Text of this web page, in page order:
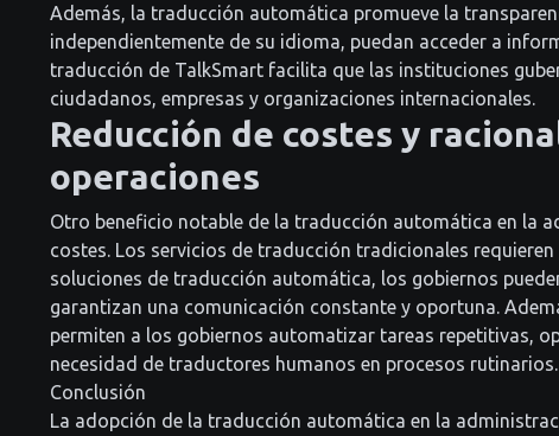
Además, la traducción automática promueve la
independientemente de su idioma, puedan acceder a
traducción de TalkSmart facilita que las instituciones
ciudadanos, empresas y organizaciones internacionales.
Reducción de costes y
operaciones
Otro beneficio notable de la traducción automática en la
costes. Los servicios de traducción tradicionales
soluciones de traducción automática, los gobiernos
garantizan una comunicación constante y oportuna.
permiten a los gobiernos automatizar tareas repetitivas,
necesidad de traductores humanos en procesos rutinarios.
Conclusión
La adopción de la traducción automática en la